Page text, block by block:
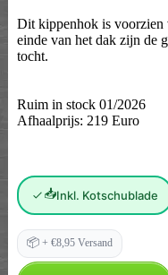
Dit kippenhok is voorzien
einde van het dak zijn de
tocht.
Ruim in stock 01/2026
Afhaalprijs: 219 Euro
📥Inkl. Kotschublade
📦 + €8,95 Versand